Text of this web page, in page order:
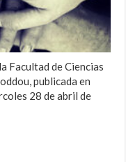
Facultad de Ciencias
publicada en
28 de abril de